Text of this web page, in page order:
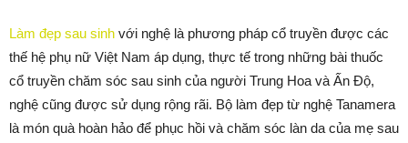
Làm đẹp sau sinh với nghệ là phương pháp cổ truyền được các
thế hệ phụ nữ Việt Nam áp dụng, thực tế trong những bài thuốc
cổ truyền chăm sóc sau sinh của người Trung Hoa và Ấn Độ,
nghệ cũng được sử dụng rộng rãi. Bộ làm đẹp từ nghệ Tanamera
là món quà hoàn hảo để phục hồi và chăm sóc làn da của mẹ sau